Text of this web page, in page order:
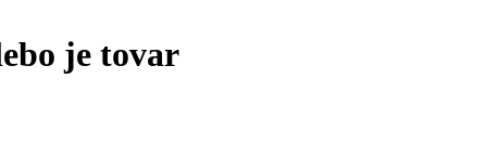
je tovar